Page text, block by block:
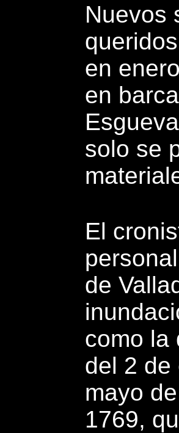
Nuevos
en
en
solo se
El
de
como
del 2 de
mayo
1769,